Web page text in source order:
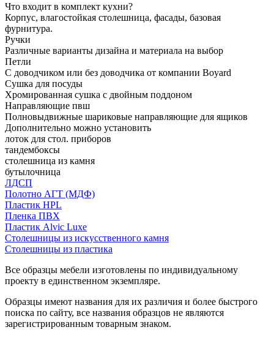
Что входит в комплект кухни?
Корпус, влагостойкая столешница, фасады, базовая
фурнитура.
Ручки
Различные варианты дизайна и материала на выбор
Петли
С доводчиком или без доводчика от компании Boyard
Сушка для посуды
Хромированная сушка с двойным поддоном
Направляющие пвш
Полновыдвижные шариковые направляющие для ящиков
Дополнительно можно установить
лоток для стол. приборов
тандембоксы
столешница из камня
бутылочница
ЛДСП
Полотно АГТ (МДФ)
Пластик HPL
Пленка ПВХ
Пластик Alvic Luxe
Столешницы из искусственного камня
Столешницы из пластика
Все образцы мебели изготовлены по индивидуальному
проекту в единственном экземпляре.
Образцы имеют названия для их различия и более быстрого
поиска по сайту, все названия образцов не являются
зарегистрированным товарным знаком.